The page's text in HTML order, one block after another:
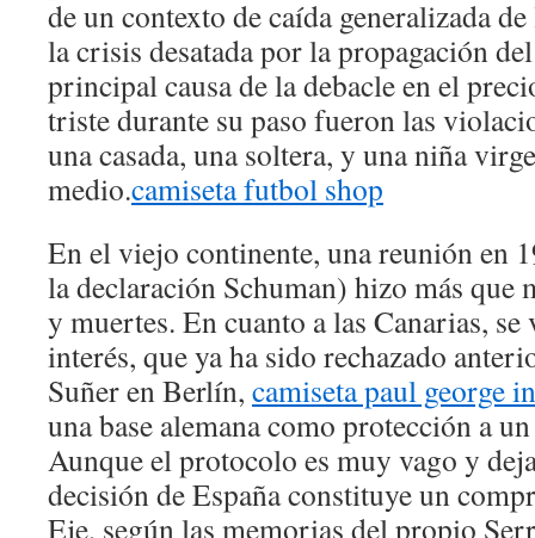
de un contexto de caída generalizada
la crisis desatada por la propagación
principal causa de la debacle en el
triste durante su paso fueron las
una casada, una soltera, y una niña
medio.camiseta futbol shop
En el viejo continente, una reunión en
la declaración Schuman) hizo más que
y muertes. En cuanto a las Canarias, se
interés, que ya ha sido rechazado
Suñer en Berlín, camiseta paul george
una base alemana como protección a
Aunque el protocolo es muy vago y
decisión de España constituye un
Eje, según las memorias del propio